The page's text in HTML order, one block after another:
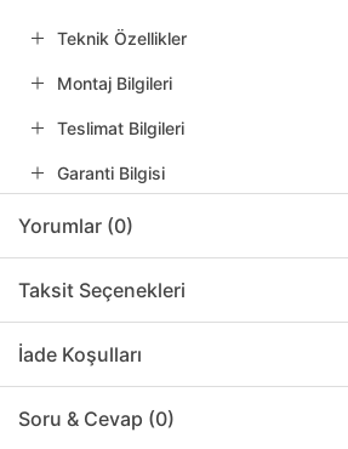
Teknik Özellikler
Montaj Bilgileri
Teslimat Bilgileri
Garanti Bilgisi
Yorumlar (0)
Taksit Seçenekleri
İade Koşulları
Soru & Cevap (0)